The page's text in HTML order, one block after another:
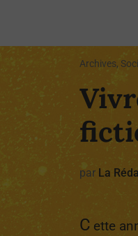
Archives,
par La
C ette